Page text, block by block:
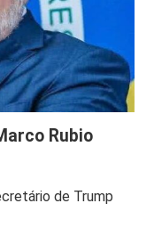
Rubio
de Trump